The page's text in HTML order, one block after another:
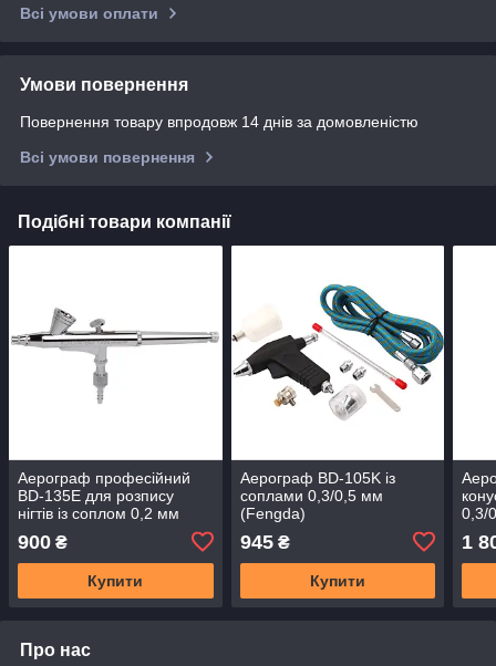
Всі умови оплати
Умови повернення
Повернення товару впродовж 14 днів за домовленістю
Всі умови повернення
Подібні товари компанії
Аерограф професійний
BD-135E для розпису
нігтів із соплом 0,2 мм
900 ₴
Купити
Аерограф BD-105K із
соплами 0,3/0,5 мм
(Fengda)
945₴
Купити
0,3/
1
Про нас